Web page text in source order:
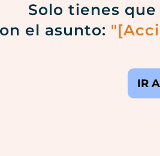
Solo tienes
el asunto:
IR